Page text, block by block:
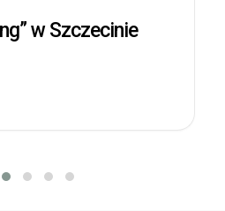
w Szczecinie